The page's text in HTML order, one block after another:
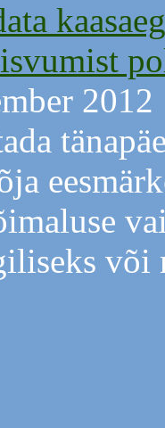
2012
või